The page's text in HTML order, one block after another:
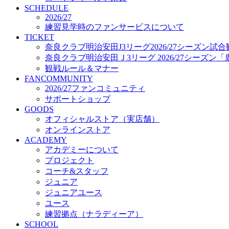
プロジェクト
コーチ&スタッフ
ジュニア
ジュニアユース
ユース
練習拠点（ナラディーア）
SCHOOL
CLUB
2026/27 パートナー企業
パートナー募集
クラブ理念
クラブ情報
サステナビリティ
Web制作支援
応援プロジェクト
SCHEDULE
2026/27
練習見学時のファンサービスについて
TICKET
奈良クラブ明治安田J3リーグ2026/27シーズン試合
奈良クラブ明治安田Ｊ3リーグ 2026/27シーズン「
観戦ルール＆マナー
FANCOMMUNITY
2026/27ファンコミュニティ
サポートショップ
GOODS
オフィシャルストア（実店舗）
オンラインストア
ACADEMY
アカデミーについて
プロジェクト
コーチ&スタッフ
ジュニア
ジュニアユース
ユース
練習拠点（ナラディーア）
SCHOOL